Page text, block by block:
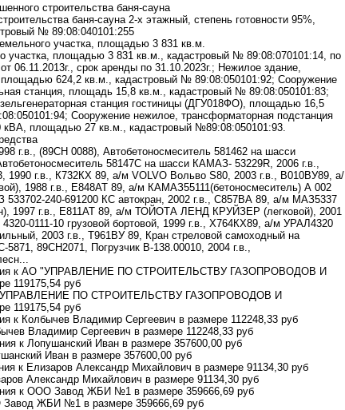
строительства баня-сауна
баня-сауна 2-х этажный, степень готовности 95%,
№ 89:08:040101:255
участка, площадью 3 831 кв.м.
участка, площадью 3 831 кв.м., кадастровый № 89:08:070101:14, по
06.11.2013г., срок аренды по 31.10.2023г.; Нежилое здание,
площадью 624,2 кв.м., кадастровый № 89:08:050101:92; Сооружение
станция, площадь 15,8 кв.м., кадастровый № 89:08:050101:83;
станция гостиницы (ДГУ018ФО), площадью 16,5
Сооружение нежилое, трансформаторная подстанция
кВА, площадью 27 кв.м., кадастровый №89:08:050101:93.
г.в., (89СН 0088), Автобетоносмеситель 581462 на шасси
58147C на шасси КАМАЗ- 53229R, 2006 г.в.,
1990 г.в., К732КХ 89, а/м VOLVO Вольво S80, 2003 г.в., В010ВУ89, а/
1988 г.в., Е848АТ 89, а/м КАМАЗ55111(бетоносмеситель) А 002
240-691200 КС автокран, 2002 г.в., С857ВА 89, а/м МАЗ5337
1997 г.в., Е811АТ 89, а/м ТОЙОТА ЛЕНД КРУЙЗЕР (легковой), 2001
0111-10 грузовой бортовой, 1999 г.в., Х764КХ89, а/м УРАЛ4320
2003 г.в., Т961ВУ 89, Кран стреловой самоходный на
5871, 89СН2071, Погрузчик В-138.00010, 2004 г.в.,
к АО "УПРАВЛЕНИЕ ПО СТРОИТЕЛЬСТВУ ГАЗОПРОВОДОВ И
119175,54 руб
"УПРАВЛЕНИЕ ПО СТРОИТЕЛЬСТВУ ГАЗОПРОВОДОВ И
119175,54 руб
к Колбычев Владимир Сергеевич в размере 112248,33 руб
Владимир Сергеевич в размере 112248,33 руб
к Лопушанский Иван в размере 357600,00 руб
Иван в размере 357600,00 руб
к Елизаров Александр Михайлович в размере 91134,30 руб
Александр Михайлович в размере 91134,30 руб
к ООО Завод ЖБИ №1 в размере 359666,69 руб
Завод ЖБИ №1 в размере 359666,69 руб